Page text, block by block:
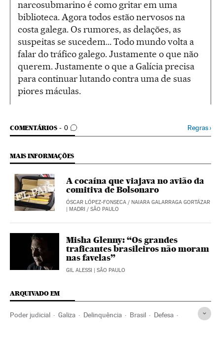
narcosubmarino é como gritar em uma
biblioteca. Agora todos estão nervosos na
costa galega. Os rumores, as delações, as
suspeitas se sucedem... Todo mundo volta a
falar do tráfico galego. Justamente o que não
querem. Justamente o que a Galícia precisa
para continuar lutando contra uma de suas
piores máculas.
COMENTÁRIOS 0
COMENTÁRIOS Regras›
MAIS INFORMAÇÕES
A cocaína que viajava no avião da
comitiva de Bolsonaro
ÓSCAR LÓPEZ-FONSECA / NAIARA GALARRAGA GORTÁZAR
| MADRI / SÃO PAULO
Misha Glenny: “Os grandes
traficantes brasileiros não moram
nas favelas”
GIL ALESSI | SÃO PAULO
ARQUIVADO EM
Poder judicial Galiza Delinquência Brasil Defesa